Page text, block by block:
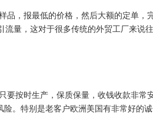
，报最低的价格，然后大额的定单，
量，这对于很多传统的外贸工厂来说往
按时生产，保质保量，收钱收款非常
。特别是老客户欧洲美国有非常好的